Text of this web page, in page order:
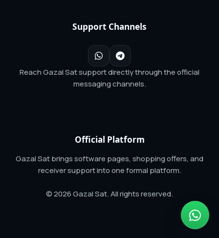
Support Channels
Reach Gazal Sat support directly through the official
messaging channels.
Official Platform
Gazal Sat brings software pages, shopping offers, and
receiver support into one formal platform.
© 2026 Gazal Sat. All rights reserved.